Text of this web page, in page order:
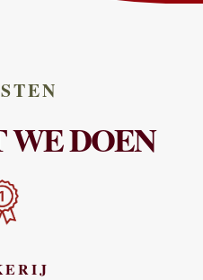
WE DOEN